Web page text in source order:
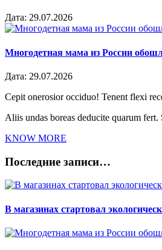
Дата: 29.07.2026
Многодетная мама из России
Дата: 29.07.2026
Cepit onerosior occiduo! Tenent flexi
Aliis undas boreas deducite quarum
KNOW MORE
Последние записи…
В магазинах стартовал